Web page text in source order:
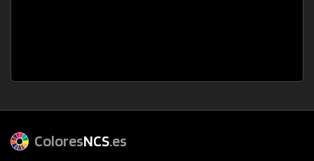
ColoresNCS.es